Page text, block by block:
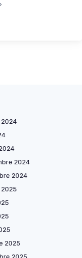
2024
2024
2024
2025